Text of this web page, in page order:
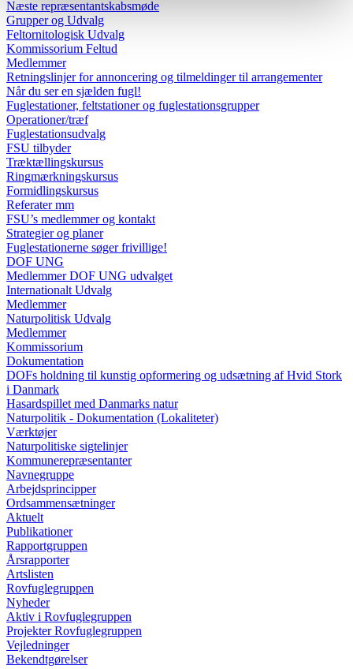
Næste repræsentantskabsmøde
Grupper og Udvalg
Feltornitologisk Udvalg
Kommissorium Feltud
Medlemmer
Retningslinjer for annoncering og tilmeldinger til arrangementer
Når du ser en sjælden fugl!
Fuglestationer, feltstationer og fuglestationsgrupper
Operationer/træf
Fuglestationsudvalg
FSU tilbyder
Træktællingskursus
Ringmærkningskursus
Formidlingskursus
Referater mm
FSU’s medlemmer og kontakt
Strategier og planer
Fuglestationerne søger frivillige!
DOF UNG
Medlemmer DOF UNG udvalget
Internationalt Udvalg
Medlemmer
Naturpolitisk Udvalg
Medlemmer
Kommissorium
Dokumentation
DOFs holdning til kunstig opformering og udsætning af Hvid Stork
i Danmark
Hasardspillet med Danmarks natur
Naturpolitik - Dokumentation (Lokaliteter)
Værktøjer
Naturpolitiske sigtelinjer
Kommunerepræsentanter
Navnegruppe
Arbejdsprincipper
Ordsammensætninger
Aktuelt
Publikationer
Rapportgruppen
Årsrapporter
Artslisten
Rovfuglegruppen
Nyheder
Aktiv i Rovfuglegruppen
Projekter Rovfuglegruppen
Vejledninger
Bekendtgørelser